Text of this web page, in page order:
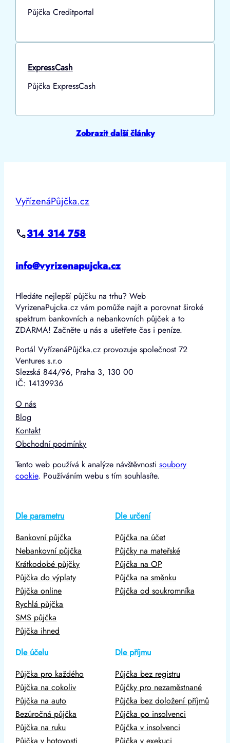
Půjčka Creditportal
ExpressCash
Půjčka ExpressCash
Zobrazit další články
VyřízenáPůjčka.cz
314 314 758
info@vyrizenapujcka.cz
Hledáte nejlepší půjčku na trhu? Web
VyrizenaPujcka.cz vám pomůže najít a porovnat široké
spektrum bankovních a nebankovních půjček a to
ZDARMA! Začněte u nás a ušetřete čas i peníze.
Portál VyřízenáPůjčka.cz provozuje společnost 72
Ventures s.r.o
Slezská 844/96, Praha 3, 130 00
IČ: 14139936
O nás
Blog
Kontakt
Obchodní podmínky
Tento web používá k analýze návštěvnostisoubory
cookie. Používáním webu s tím souhlasíte.
Dle parametru
Bankovní půjčka
Nebankovní půjčka
Krátkodobé půjčky
Půjčka do výplaty
Půjčka online
Rychlá půjčka
SMS půjčka
Půjčka ihned
Dle určení
Půjčka na účet
Půjčky na mateřské
Půjčka na OP
Půjčka na směnku
Půjčka od soukromníka
Dle účelu
Půjčka pro každého
Půjčka na cokoliv
Půjčka na auto
Bezúročná půjčka
Půjčka na ruku
Dle příjmu
Půjčka bez registru
Půjčky pro nezaměstnané
Půjčka bez doložení příjmů
Půjčka po insolvenci
Půjčka v insolvenci